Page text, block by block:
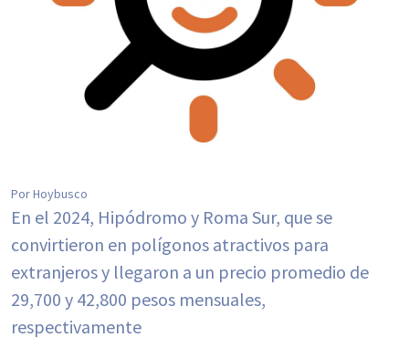
Por Hoybusco
En el 2024, Hipódromo y Roma Sur, que se
convirtieron en polígonos atractivos para
extranjeros y llegaron a un precio promedio de
29,700 y 42,800 pesos mensuales,
respectivamente